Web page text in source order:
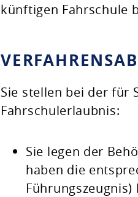
künftigen Fahrschule
Sie stellen bei der für
Fahrschulerlaubnis:
Sie legen der
haben die